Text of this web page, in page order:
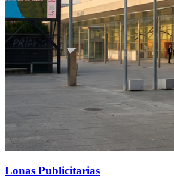
Lonas Publicitarias